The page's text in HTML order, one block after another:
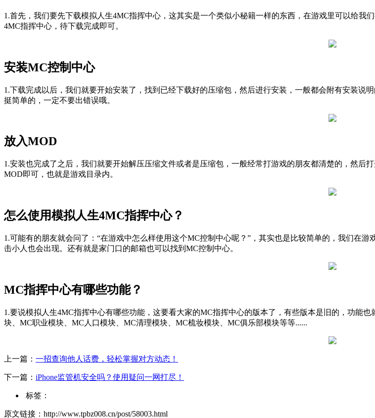
1.首先，我们要先下载模拟人生4MC指挥中心，这其实是一个类似小秘籍一样的东西，在游戏里可以给
4MC指挥中心，待下载完成即可。
安装MC控制中心
1.下载完成以后，我们就要开始安装了，找到已经下载好的压缩包，然后进行安装，一般都会附有安装
挺简单的，一定不要出错误哦。
放入MOD
1.安装也完成了之后，我们就要开始解压压缩文件或者是压缩包，一般经常打游戏的朋友都清楚的，然后
MOD即可，也就是游戏目录内。
怎么使用模拟人生4MC指挥中心？
1.可能有的朋友就会问了：“在游戏中怎么样使用这个MC控制中心呢？”，其实也是比较简单的，我们在
击小人也会出现。还有就是家门口的邮箱也可以找到MC控制中心。
MC指挥中心有哪些功能？
1.要说模拟人生4MC指挥中心有哪些功能，这要看大家的MC指挥中心的版本了，有些版本是旧的，功能
块、MC职业模块、MC人口模块、MC清理模块、MC梳妆模块、MC俱乐部模块等等......
上一篇： 一招查询他人话费，轻松掌握对方动态！
下一篇： iPhone监管机安全吗？使用疑问一网打尽！
标签：
原文链接：http://www.tpbz008.cn/post/58003.html